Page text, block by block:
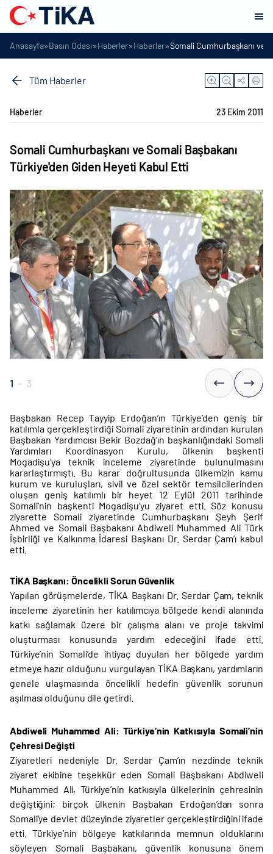
Anasayfa»Basın Odası»Haberler»Haberler»Somali Cumhurbaşkanı ve
Tüm Haberler
Haberler 23 Ekim 2011
Somali Cumhurbaşkanı ve Somali Başbakanı
Türkiye'den Giden Heyeti Kabul Etti
1 - 3
Başbakan Recep Tayyip Erdoğan’ın Türkiye’den geniş bir
katılımla gerçekleştirdiği Somali ziyaretinin ardından kurulan
Başbakan Yardımcısı Bekir Bozdağ’ın başkanlığındaki Somali
Yardımları Koordinasyon Kurulu, ülkenin başkenti
Mogadişu’ya teknik inceleme ziyaretinde bulunulmasını
kararlaştırmıştı. Bu karar doğrultusunda ülkemizin kamu
kurum ve kuruluşları, sivil ve özel sektör temsilcilerinden
oluşan geniş katılımlı bir heyet 12 Eylül 2011 tarihinde
Somali’nin başkenti Mogadişu’yu ziyaret etti. Söz konusu
ziyarette Somali ziyaretinde Cumhurbaşkanı Şeyh Şerif
Ahmed ve Somali Başbakanı Abdiweli Muhammed Ali Türk
İşbirliği ve Kalkınma İdaresi Başkanı Dr. Serdar Çam’ı kabul
etti.
TİKA Başkanı: Öncelikli Sorun Güvenlik
Yapılan görüşmelerde, TİKA Başkanı Dr. Serdar Çam, teknik
inceleme ziyaretinin her katılımcıya bölgede kendi alanında
katkı sağlamak üzere bir çalışma alanı ve proje takvimi
oluşturması konusunda yardım edeceğini ifade etti.
Türkiye’nin Somali’de ihtiyaç duyulan her bölgede yardım
etmeye hazır olduğunu vurgulayan TİKA Başkanı, yardımların
genele ulaşmasında öncelikli hedefin güvenlik sorunun
aşılması olduğunu dile getirdi.
Abdiweli Muhammed Ali: Türkiye’nin Katkısıyla Somali’nin
Çehresi Değişti
Ziyaretleri nedeniyle Dr. Serdar Çam’ın nezdinde teknik
ziyaret ekibine teşekkür eden Somali Başbakanı Abdiweli
Muhammed Ali, Türkiye’nin katkısıyla ülkelerinin çehresinin
değiştiğini; birçok ülkenin Başbakan Erdoğan’dan sonra
Somali’ye devlet düzeyinde ziyaretler gerçekleştirdiğini ifade
etti. Türkiye’nin bölgeye katkılarında memnun olduklarını
söyleyen Somali Başbakanı, güvenlik konusuna önem